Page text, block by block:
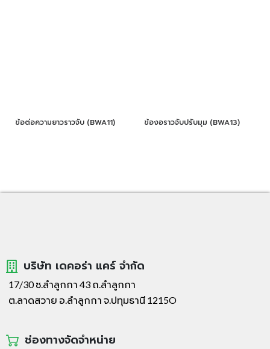
ข้อต่อความยาวราวจับ (BWA11) ข้องอราวจับปรับมุม (BWA13)
บริษัท เดคอร่า แคร์ จำกัด
17/30 ซ.ลำลูกกา 43 ถ.ลำลูกกา
ต.ลาดสวาย อ.ลำลูกกา จ.ปทุมธานี 1215O
ช่องทางจัดจำหน่าย